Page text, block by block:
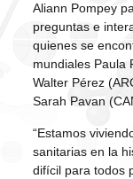
Aliann Pompey
preguntas e
quienes se
mundiales Paula
Walter Pérez
Sarah Pavan
“Estamos
sanitarias en la
difícil para todos